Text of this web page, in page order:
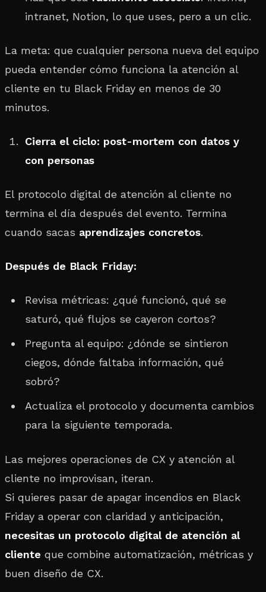
intranet, Notion, lo que uses, pero a un clic.
La meta: que cualquier persona nueva del equipo
pueda entender cómo funciona la atención al
cliente en tu Black Friday en menos de 30
minutos.
Cierra el ciclo: post-mortem con datos y
con personas
El protocolo digital de atención al cliente no
termina el día después del evento. Termina
cuando sacas aprendizajes concretos.
Después de Black Friday:
Revisa métricas: ¿qué funcionó, qué se
saturó, qué flujos se cayeron cortos?
Pregunta al equipo: ¿dónde se sintieron
ciegos, dónde faltaba información, qué
sobró?
Actualiza el protocolo y documenta cambios
para la siguiente temporada.
Las mejores operaciones de CX y atención al
cliente no improvisan, iteran.
Si quieres pasar de apagar incendios en Black
Friday a operar con claridad y anticipación,
necesitas un protocolo digital de atención al
cliente que combine automatización, métricas y
buen diseño de CX.